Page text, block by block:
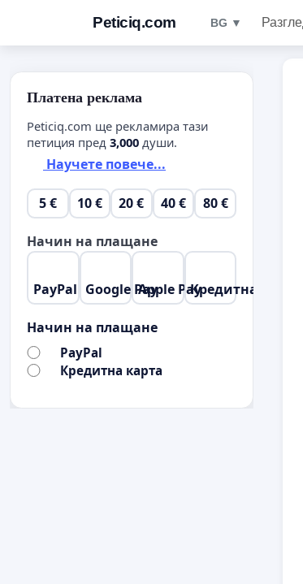
Peticiq.com BG ▼
Платена реклама
Peticiq.com ще рекламира тази
петиция пред 3,000 души.
Научете повече...
5 € 10 € 20 € 40 € 80 €
Начин на плащане
PayPal Google PayApple PayКредитна карта
Начин на плащане
PayPal
Кредитна карта